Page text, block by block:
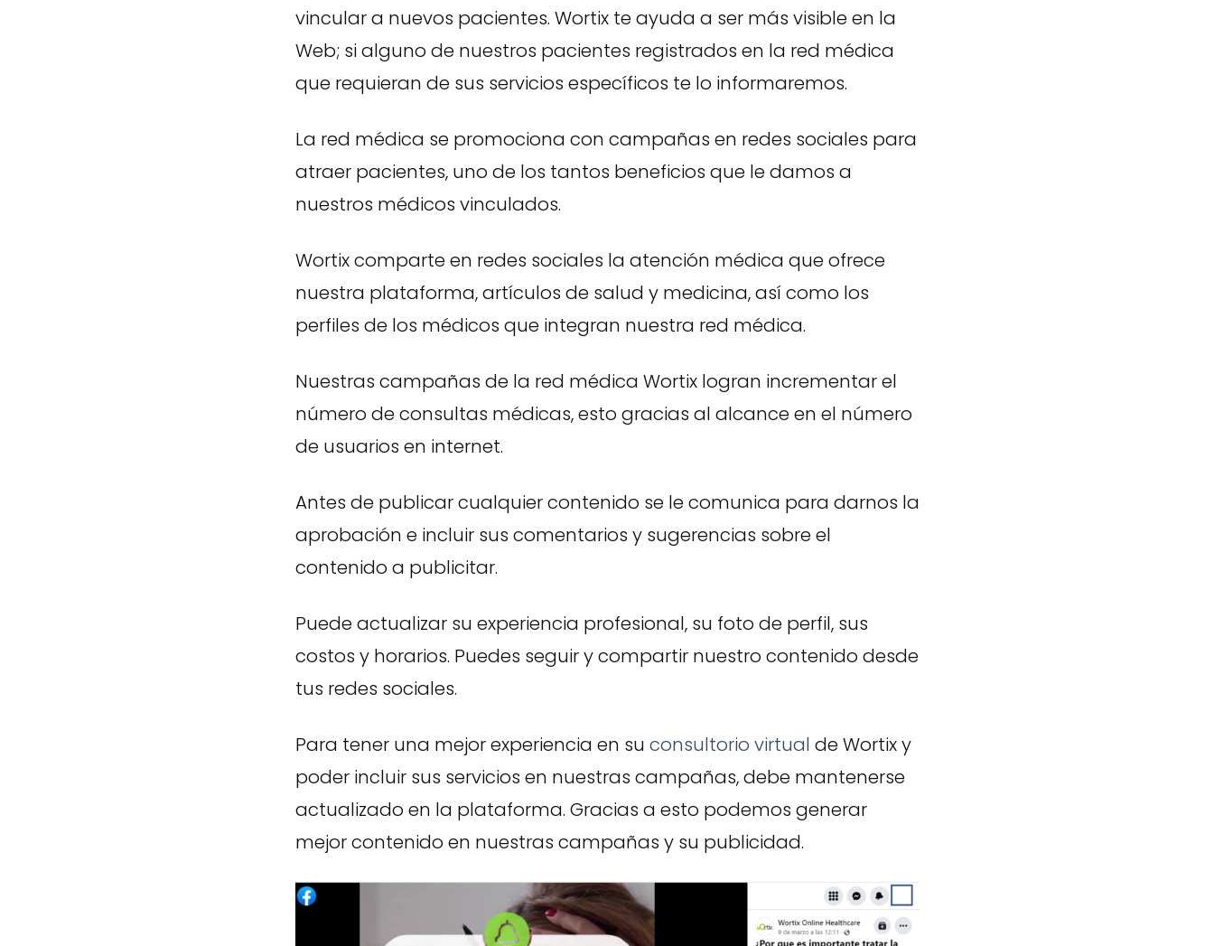
vincular a nuevos pacientes. Wortix te ayuda a ser más visible en la
Web; si alguno de nuestros pacientes registrados en la red médica
que requieran de sus servicios específicos te lo informaremos.
La red médica se promociona con campañas en redes sociales para
atraer pacientes, uno de los tantos beneficios que le damos a
nuestros médicos vinculados.
Wortix comparte en redes sociales la atención médica que ofrece
nuestra plataforma, artículos de salud y medicina, así como los
perfiles de los médicos que integran nuestra red médica.
Nuestras campañas de la red médica Wortix logran incrementar el
número de consultas médicas, esto gracias al alcance en el número
de usuarios en internet.
Antes de publicar cualquier contenido se le comunica para darnos la
aprobación e incluir sus comentarios y sugerencias sobre el
contenido a publicitar.
Puede actualizar su experiencia profesional, su foto de perfil, sus
costos y horarios. Puedes seguir y compartir nuestro contenido desde
tus redes sociales.
Para tener una mejor experiencia en su consultorio virtual de Wortix y
poder incluir sus servicios en nuestras campañas, debe mantenerse
actualizado en la plataforma. Gracias a esto podemos generar
mejor contenido en nuestras campañas y su publicidad.